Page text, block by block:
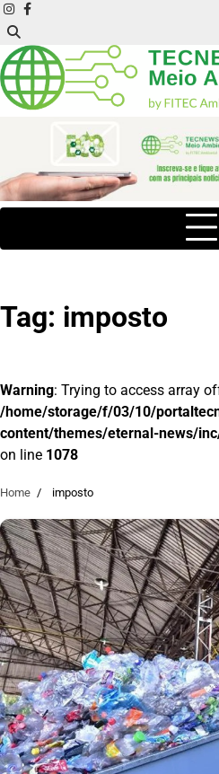
Skip
to
content
instagram
facebook
Tag: imposto
Warning: Trying to access array
/home/storage/f/03/10/
content/themes/eternal-news/
on line 1078
Home imposto